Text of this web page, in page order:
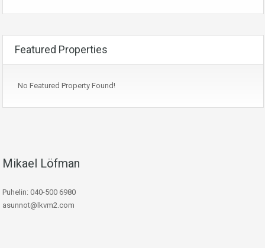
Featured Properties
No Featured Property Found!
Mikael Löfman
Puhelin: 040-500 6980
asunnot@lkvm2.com